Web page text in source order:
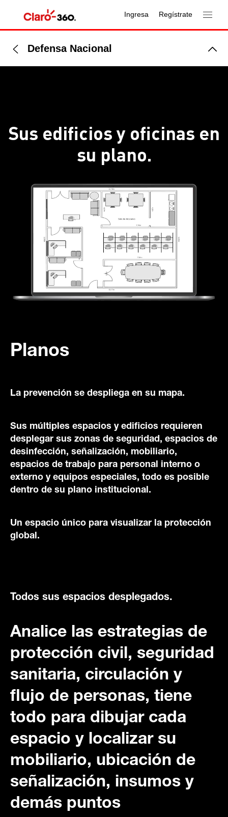
Ingresa Regístrate
Defensa Nacional
Sus edificios y oficinas en
su plano.
Planos
La prevención se despliega en su mapa.
Sus múltiples espacios y edificios requieren
desplegar sus zonas de seguridad, espacios de
desinfección, señalización, mobiliario,
espacios de trabajo para personal interno o
externo y equipos especiales, todo es posible
dentro de su plano institucional.
Un espacio único para visualizar la protección
global.
Todos sus espacios desplegados.
Analice las estrategias de
protección civil, seguridad
sanitaria, circulación y
flujo de personas, tiene
todo para dibujar cada
espacio y localizar su
mobiliario, ubicación de
señalización, insumos y
demás puntos